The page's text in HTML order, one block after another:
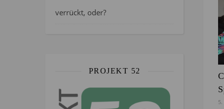
verrückt, oder?
PROJEKT 52